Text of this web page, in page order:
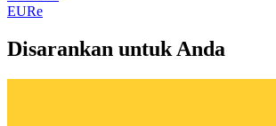
EURe
Disarankan untuk Anda